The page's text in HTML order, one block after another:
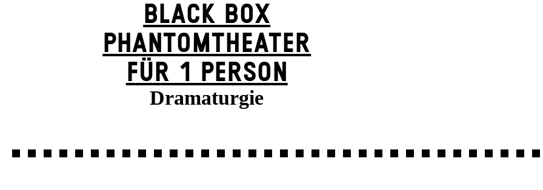
BLACK BOX
PHANTOM­THEATER
FÜR 1 PERSON
Dramaturgie